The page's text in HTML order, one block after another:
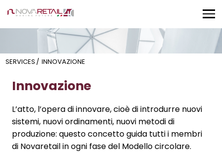
SERVICES / INNOVAZIONE
Innovazione
L’atto, l’opera di innovare, cioè di introdurre nuovi
sistemi, nuovi ordinamenti, nuovi metodi di
produzione: questo concetto guida tutti i membri
di Novaretail in ogni fase del Modello circolare.